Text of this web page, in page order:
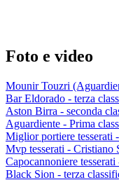
Foto e video
Mounir Touzri
Bar Eldorado - terza
Aston Birra - seconda
Aguardiente - Prima
Miglior portiere tesserati
Mvp tesserati - Cristiano
Capocannoniere
Black Sion - terza